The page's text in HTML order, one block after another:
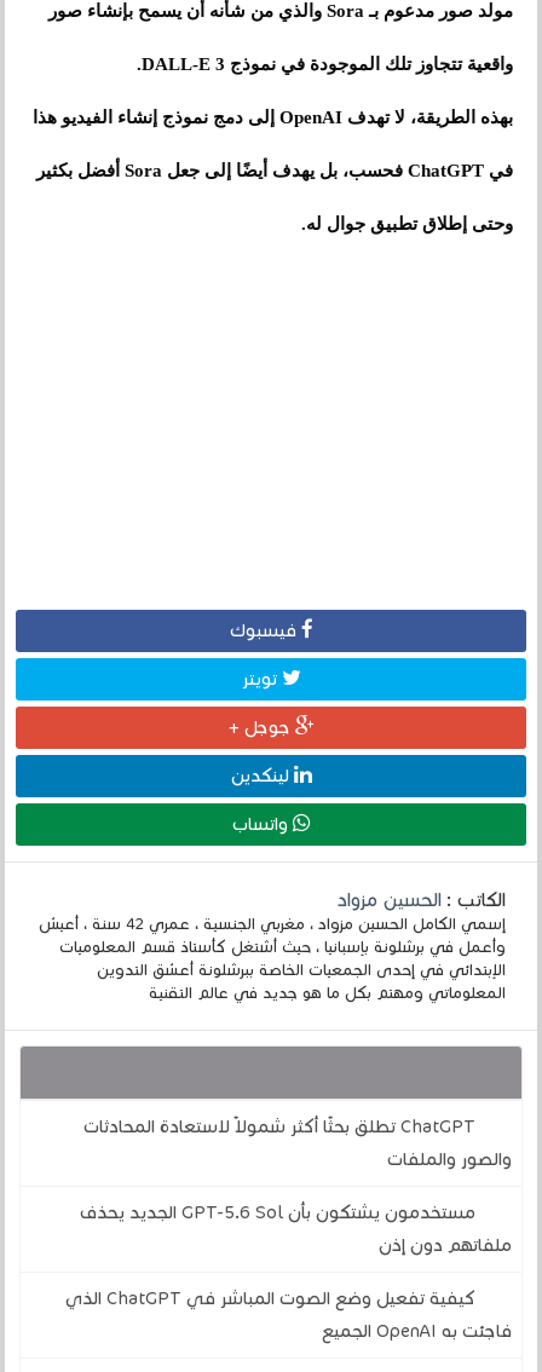
مولد صور مدعوم بـ Sora والذي من شأنه أن يسمح بإنشاء صور
واقعية تتجاوز تلك الموجودة في نموذج DALL-E 3.
بهذه الطريقة، لا تهدف OpenAI إلى دمج نموذج إنشاء الفيديو هذا
في ChatGPT فحسب، بل يهدف أيضًا إلى جعل Sora أفضل بكثير
وحتى إطلاق تطبيق جوال له.
فيسبوك
تويتر
جوجل +
لينكدين
واتساب
الكاتب :الحسين مزواد
إسمي الكامل الحسين مزواد ، مغربي الجنسية ، عمري 42 سنة ، أعيش
وأعمل في برشلونة بإسبانيا ، حيث أشتغل كأستاذ قسم المعلوميات
الإبتدائي في إحدى الجمعيات الخاصة ببرشلونة أعشق التدوين
المعلوماتي ومهتم بكل ما هو جديد في عالم التقنية
ChatGPT تطلق بحثًا أكثر شمولاً لاستعادة المحادثات
والصور والملفات
مستخدمون يشتكون بأن GPT-5.6 Sol الجديد يحذف
ملفاتهم دون إذن
كيفية تفعيل وضع الصوت المباشر في ChatGPT الذي
فاجئت به OpenAI الجميع